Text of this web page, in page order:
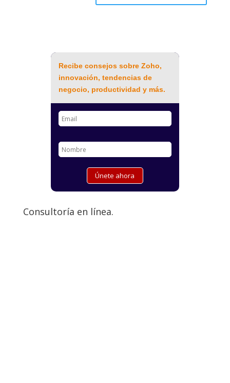
Recibe consejos sobre Zoho,
innovación, tendencias de
negocio, productividad y más.
Consultoría en línea.